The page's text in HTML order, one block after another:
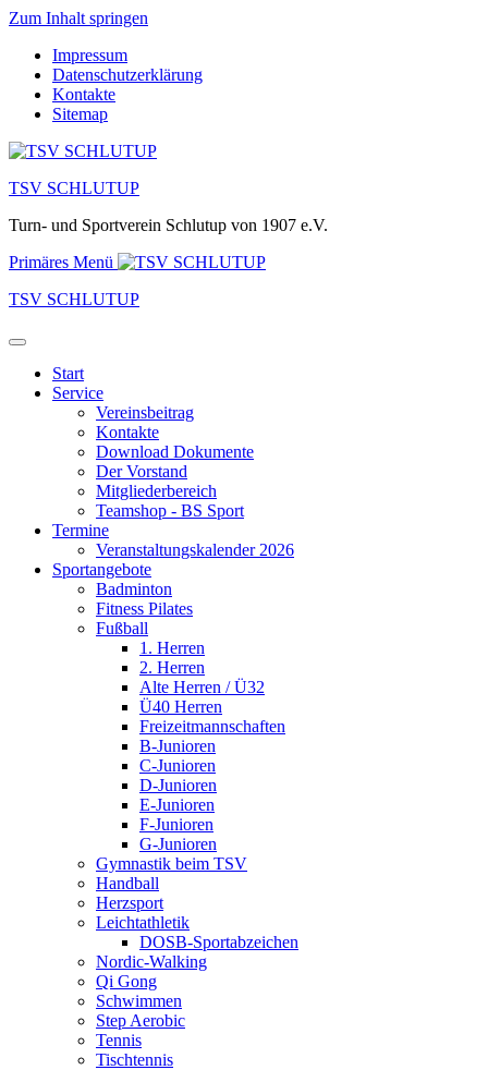
Zum Inhalt springen
Impressum
Datenschutzerklärung
Kontakte
Sitemap
TSV SCHLUTUP
Turn- und Sportverein Schlutup von 1907 e.V.
Primäres Menü
TSV SCHLUTUP
Start
Service
Vereinsbeitrag
Kontakte
Download Dokumente
Der Vorstand
Mitgliederbereich
Teamshop - BS Sport
Termine
Veranstaltungskalender 2026
Sportangebote
Badminton
Fitness Pilates
Fußball
1. Herren
2. Herren
Alte Herren / Ü32
Ü40 Herren
Freizeitmannschaften
B-Junioren
C-Junioren
D-Junioren
E-Junioren
F-Junioren
G-Junioren
Gymnastik beim TSV
Handball
Herzsport
Leichtathletik
DOSB-Sportabzeichen
Nordic-Walking
Qi Gong
Schwimmen
Step Aerobic
Tennis
Tischtennis